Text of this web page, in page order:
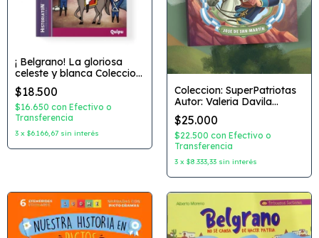
¡ Belgrano! La gloriosa
celeste y blanca Coleccion:
Historiaton Autor: Ariel
Sevilla Dibujante: Paio
Zuloaga Editorial: Quipu
$18.500
$16.650 con Efectivo o
Transferencia
3 x $6.166,67 sin interés
Coleccion: SuperPatriotas
Autor: Valeria Davila
Dibujante: Ivan Zigaran
Editorial: AZ
$25.000
$22.500 con Efectivo o
Transferencia
3 x $8.333,33 sin interés